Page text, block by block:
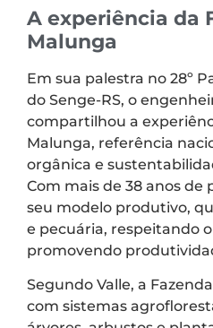
A experiência da
Malunga
Em sua palestra no 28º
do Senge-RS, o
compartilhou a
Malunga, referência
orgânica e
Com mais de 38 anos de
seu modelo produtivo,
e pecuária, respeitando
promovendo
Segundo Valle, a
com sistemas